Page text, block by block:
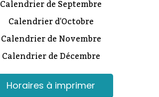
Calendrier de Septembre
Calendrier d'Octobre
Calendrier de Novembre
Calendrier de Décembre
Horaires à imprimer